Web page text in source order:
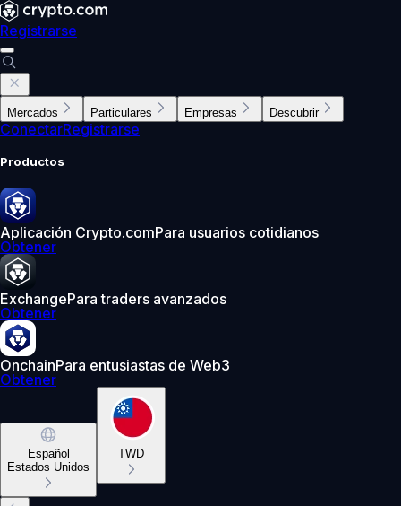
Registrarse
Mercados Particulares Empresas Descubrir
ConectarRegistrarse
Productos
Aplicación Crypto.comPara usuarios cotidianos
Obtener
ExchangePara traders avanzados
Obtener
OnchainPara entusiastas de Web3
Obtener
Español
Estados Unidos
TWD